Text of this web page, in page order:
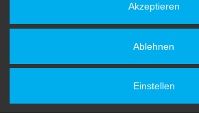
Business hours: Mon to Fri 9am until
Akzeptieren
Ablehnen
Einstellen